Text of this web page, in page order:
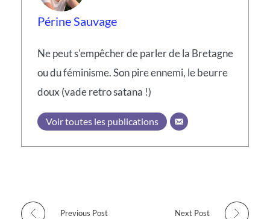
Périne Sauvage
Ne peut s'empêcher de parler de la Bretagne
ou du féminisme. Son pire ennemi, le beurre
doux (vade retro satana !)
Voir toutes les publications
Previous Post Next Post